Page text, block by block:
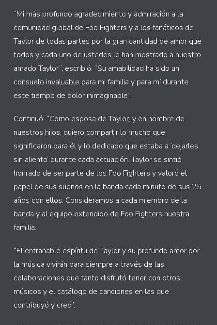
“Mi más profundo agradecimiento y admiración a la
comunidad global de Foo Fighters y a los fanáticos de
Taylor de todas partes por la gran cantidad de amor que
todos y cada uno de ustedes le han mostrado a nuestro
amado Taylor”, escribió. “Su amabilidad ha sido un
consuelo invaluable para mi familia y para mí durante
este tiempo de dolor inimaginable”.
Continuó: “Como esposa de Taylor, y en nombre de
nuestros hijos, quiero compartir lo mucho que
significaron para él y lo dedicado que estaba a ‘dejarles
sin aliento’ durante cada actuación. Taylor se sintió
honrado de ser parte de los Foo Fighters y valoró el
papel de sus sueños en la banda cada minuto de sus 25
años con ellos. Consideramos a cada miembro de la
banda y al equipo extendido de Foo Fighters nuestra
familia.
“El entrañable espíritu de Taylor y su profundo amor por
la música vivirán para siempre a través de las
colaboraciones que tanto disfrutó tener con otros
músicos y el catálogo de canciones en las que
contribuyó y creó”.